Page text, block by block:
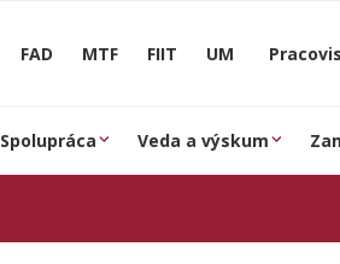
FAD MTF FIIT UM
Spolupráca Veda a výskum